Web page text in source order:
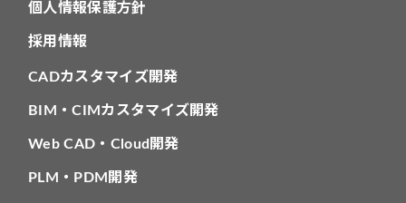
個人情報保護方針
採用情報
CADカスタマイズ開発
BIM・CIMカスタマイズ開発
Web CAD・Cloud開発
PLM・PDM開発